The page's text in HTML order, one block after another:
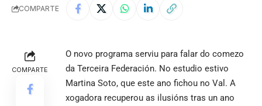
COMPARTE
COMPARTE
O novo programa serviu para falar do comezo
da Terceira Federación. No estudio estivo
Martina Soto, que este ano fichou no Val. A
xogadora recuperou as ilusións tras un ano